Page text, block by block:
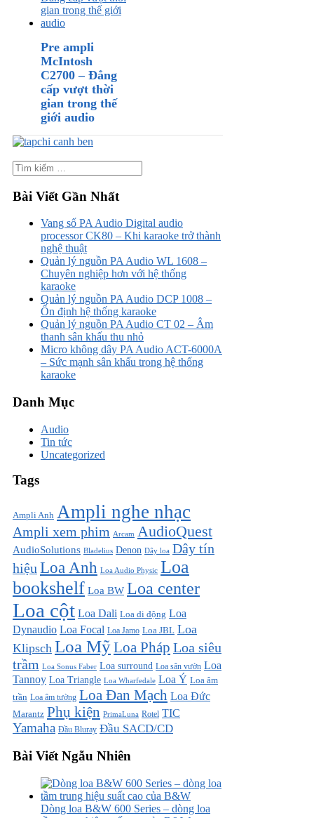
Pre ampli
McIntosh
C2700 – Đẳng
cấp vượt thời
gian trong thế
giới audio
Bài Viết Gần Nhất
Vang số PA Audio Digital audio
processor CK80 – Khi karaoke trở thành
nghệ thuật
Quản lý nguồn PA Audio WL 1608 –
Chuyên nghiệp hơn với hệ thống
karaoke
Quản lý nguồn PA Audio DCP 1008 –
Ổn định hệ thống karaoke
Quản lý nguồn PA Audio CT 02 – Âm
thanh sân khấu thu nhỏ
Micro không dây PA Audio ACT-6000A
– Sức mạnh sân khấu trong hệ thống
karaoke
Danh Mục
Audio
Tin tức
Uncategorized
Tags
Ampli Anh Ampli nghe nhạc
Ampli xem phim Arcam AudioQuest
AudioSolutions Bladelius Denon Dây loa Dây tín
hiệu Loa Anh Loa Audio Physic Loa
bookshelf Loa BW Loa center
Loa cột Loa Dali Loa di động Loa
Dynaudio Loa Focal Loa Jamo Loa JBL Loa
Klipsch Loa MỹLoa Pháp Loa siêu
trầm Loa Sonus Faber Loa surround Loa sân vườn Loa
Tannoy Loa Triangle Loa Wharfedale Loa Ý Loa âm
trần Loa âm tường Loa Đan Mạch Loa Đức
Marantz Phụ kiện PrimaLuna Rotel TIC
Yamaha Đầu Bluray Đầu SACD/CD
Bài Viết Ngẫu Nhiên
Dòng loa B&W 600 Series – dòng loa